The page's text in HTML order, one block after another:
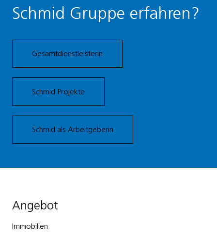
Schmid Gruppe erfahren?
Gesamtdienstleisterin
Schmid Projekte
Schmid als Arbeitgeberin
Angebot
Immobilien